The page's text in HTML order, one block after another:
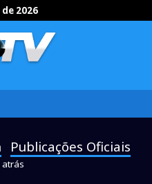
2026
Publicações Oficiais
atrás